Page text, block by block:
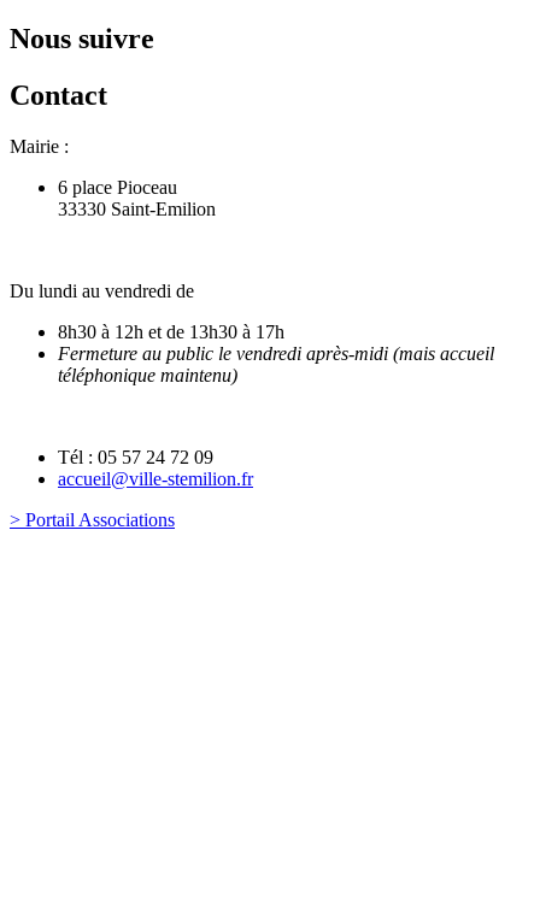
Nous suivre
Contact
Mairie :
6 place Pioceau
33330 Saint-Emilion
Du lundi au vendredi de
8h30 à 12h et de 13h30 à 17h
Fermeture au public le vendredi après-midi (mais accueil
téléphonique maintenu)
Tél : 05 57 24 72 09
accueil@ville-stemilion.fr
> Portail Associations